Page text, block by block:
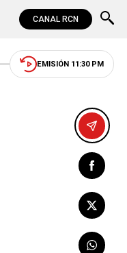
CANAL RCN
EMISIÓN 11:30 PM